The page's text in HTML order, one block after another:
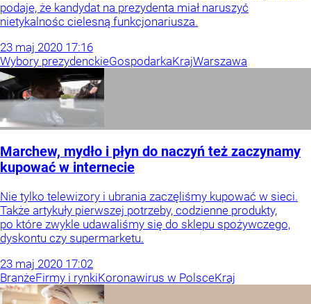
podaje, że kandydat na prezydenta miał naruszyć
nietykalnośc cielesną funkcjonariusza.
23 maj 2020 17:16
Wybory prezydenckieGospodarkaKrajWarszawa
Marchew, mydło i płyn do naczyń też zaczynamy
kupować w internecie
Nie tylko telewizory i ubrania zaczęliśmy kupować w sieci.
Także artykuły pierwszej potrzeby, codzienne produkty,
po które zwykle udawaliśmy się do sklepu spożywczego,
dyskontu czy supermarketu.
23 maj 2020 17:02
BranżeFirmy i rynkiKoronawirus w PolsceKraj